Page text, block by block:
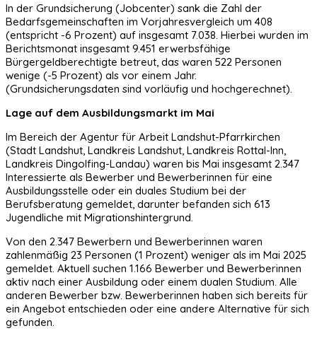
In der Grundsicherung (Jobcenter) sank die Zahl der
Bedarfsgemeinschaften im Vorjahresvergleich um 408
(entspricht -6 Prozent) auf insgesamt 7.038. Hierbei wurden im
Berichtsmonat insgesamt 9.451 erwerbsfähige
Bürgergeldberechtigte betreut, das waren 522 Personen
wenige (-5 Prozent) als vor einem Jahr.
(Grundsicherungsdaten sind vorläufig und hochgerechnet).
Lage auf dem Ausbildungsmarkt im Mai
Im Bereich der Agentur für Arbeit Landshut-Pfarrkirchen
(Stadt Landshut, Landkreis Landshut, Landkreis Rottal-Inn,
Landkreis Dingolfing-Landau) waren bis Mai insgesamt 2.347
Interessierte als Bewerber und Bewerberinnen für eine
Ausbildungsstelle oder ein duales Studium bei der
Berufsberatung gemeldet, darunter befanden sich 613
Jugendliche mit Migrationshintergrund.
Von den 2.347 Bewerbern und Bewerberinnen waren
zahlenmäßig 23 Personen (1 Prozent) weniger als im Mai 2025
gemeldet. Aktuell suchen 1.166 Bewerber und Bewerberinnen
aktiv nach einer Ausbildung oder einem dualen Studium. Alle
anderen Bewerber bzw. Bewerberinnen haben sich bereits für
ein Angebot entschieden oder eine andere Alternative für sich
gefunden.